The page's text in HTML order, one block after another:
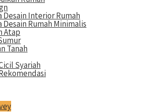
Desain Interior Rumah
Desain Rumah Minimalis
Atap
Tanah
Syariah